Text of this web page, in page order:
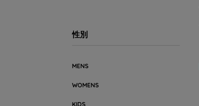
性別
MENS
WOMENS
KIDS